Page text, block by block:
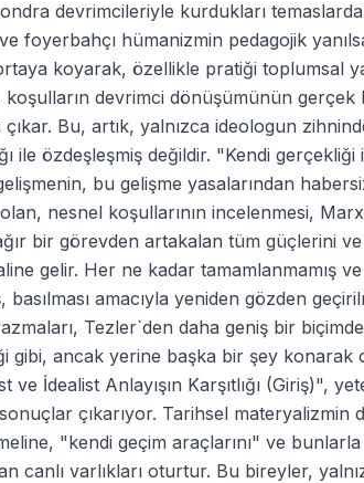
devrimcileriyle kurdukları
foyerbahçı hümanizmin pedagojik
koyarak, özellikle pratiği toplumsal
devrimci dönüşümünün gerçek
Bu, artık, yalnızca ideologun
ile özdeşleşmiş değildir. "Kendi
bu gelişme yasalarından
nesnel koşullarının incelenmesi,
bir görevden artakalan tüm güçlerini ve
gelir. Her ne kadar tamamlanmamış
basılması amacıyla yeniden gözden
Tezler`den daha geniş bir
gibi, ancak yerine başka bir şey
İdealist Anlayışın Karşıtlığı (Giriş)",
çıkarıyor. Tarihsel materyalizmin
"kendi geçim araçlarını" ve
canlı varlıkları oturtur. Bu bireyler,